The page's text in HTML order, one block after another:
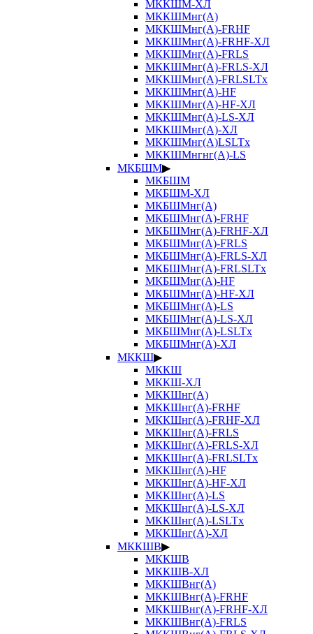
МККШМ-ХЛ
МККШМнг(А)
МККШМнг(А)-FRHF
МККШМнг(А)-FRHF-ХЛ
МККШМнг(А)-FRLS
МККШМнг(А)-FRLS-ХЛ
МККШМнг(А)-FRLSLTx
МККШМнг(А)-HF
МККШМнг(А)-HF-ХЛ
МККШМнг(А)-LS-ХЛ
МККШМнг(А)-ХЛ
МККШМнг(А)LSLTx
МККШМнгнг(А)-LS
МКБШМ▶
МКБШМ
МКБШМ-ХЛ
МКБШМнг(А)
МКБШМнг(А)-FRHF
МКБШМнг(А)-FRHF-ХЛ
МКБШМнг(А)-FRLS
МКБШМнг(А)-FRLS-ХЛ
МКБШМнг(А)-FRLSLTx
МКБШМнг(А)-HF
МКБШМнг(А)-HF-ХЛ
МКБШМнг(А)-LS
МКБШМнг(А)-LS-ХЛ
МКБШМнг(А)-LSLTx
МКБШМнг(А)-ХЛ
МККШ▶
МККШ
МККШ-ХЛ
МККШнг(А)
МККШнг(А)-FRHF
МККШнг(А)-FRHF-ХЛ
МККШнг(А)-FRLS
МККШнг(А)-FRLS-ХЛ
МККШнг(А)-FRLSLTx
МККШнг(А)-HF
МККШнг(А)-HF-ХЛ
МККШнг(А)-LS
МККШнг(А)-LS-ХЛ
МККШнг(А)-LSLTx
МККШнг(А)-ХЛ
МККШВ▶
МККШВ
МККШВ-ХЛ
МККШВнг(А)
МККШВнг(А)-FRHF
МККШВнг(А)-FRHF-ХЛ
МККШВнг(А)-FRLS